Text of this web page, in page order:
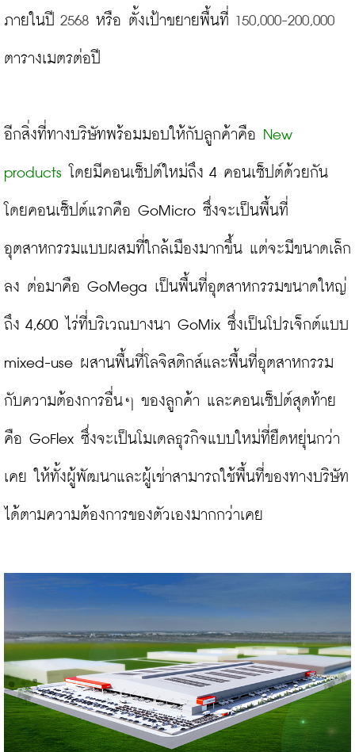
ภายในปี 2568 หรือ ตั้งเป้าขยายพื้นที่
ตารางเมตรต่อปี
อีกสิ่งที่ทางบริษัทพร้อมมอบให้กับลูกค้าคือ New
products โดยมีคอนเซ็ปต์ใหม่ถึง 4 คอนเซ็ปต์ด้วยกัน
โดยคอนเซ็ปต์แรกคือ GoMicro ซึ่งจะเป็นพื้นที่
อุตสาหกรรมแบบผสมที่ใกล้เมืองมากขึ้น แต่จะมีขนาดเล็ก
ลง ต่อมาคือ GoMega เป็นพื้นที่อุตสาหกรรมขนาดใหญ่
ถึง 4,600 ไร่ที่บริเวณบางนา GoMix ซึ่งเป็นโปรเจ็กต์แบบ
mixed-use ผสานพื้นที่โลจิสติกส์และพื้นที่อุตสาหกรรม
กับความต้องการอื่นๆ ของลูกค้า และคอนเซ็ปต์สุดท้าย
คือ GoFlex ซึ่งจะเป็นโมเดลธุรกิจแบบใหม่ที่ยืดหยุ่นกว่า
เคย ให้ทั้งผู้พัฒนาและผู้เช่าสามารถใช้พื้นที่ของทางบริษัท
ได้ตามความต้องการของตัวเองมากกว่าเคย